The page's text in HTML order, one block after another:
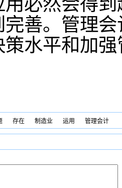
善。管理
水平和加
存在 制造业 运用 管理会计